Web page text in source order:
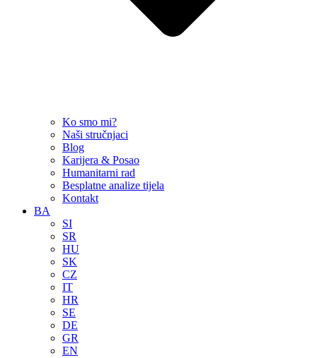
Ko smo mi?
Naši stručnjaci
Blog
Karijera & Posao
Humanitarni rad
Besplatne analize tijela
Kontakt
BA
SI
SR
HU
SK
CZ
IT
HR
SE
DE
GR
EN